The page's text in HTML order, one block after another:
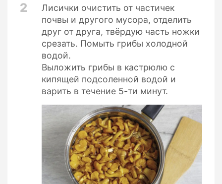
2
Лисички очистить от частичек
почвы и другого мусора, отделить
друг от друга, твёрдую часть ножки
срезать. Помыть грибы холодной
водой.
Выложить грибы в кастрюлю с
кипящей подсоленной водой и
варить в течение 5-ти минут.